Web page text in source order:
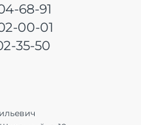
68-91
00-01
35-50